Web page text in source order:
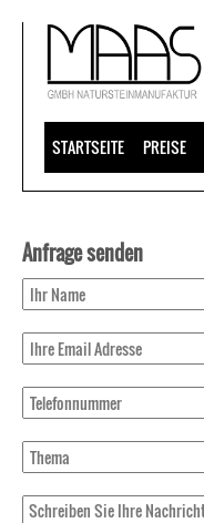
STARTSEITE PREISE
Anfrage senden